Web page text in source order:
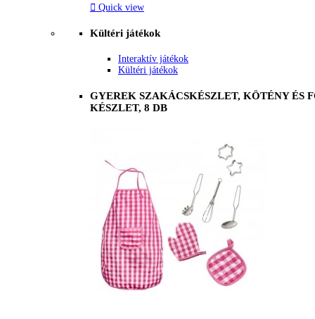
 Quick view
Kültéri játékok
Interaktív játékok
Kültéri játékok
GYEREK SZAKÁCSKÉSZLET, KÖTÉNY ÉS
KÉSZLET, 8 DB